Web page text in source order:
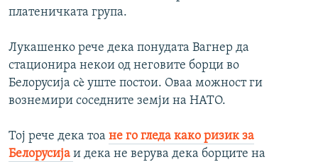
платеничката група.
Лукашенко рече дека понудата Вагнер да
стационира некои од неговите борци во
Белорусија сè уште постои. Оваа можност ги
вознемири соседните земји на НАТО.
Тој рече дека тоа не го гледа како ризик за
Белорусија и дека не верува дека борците на